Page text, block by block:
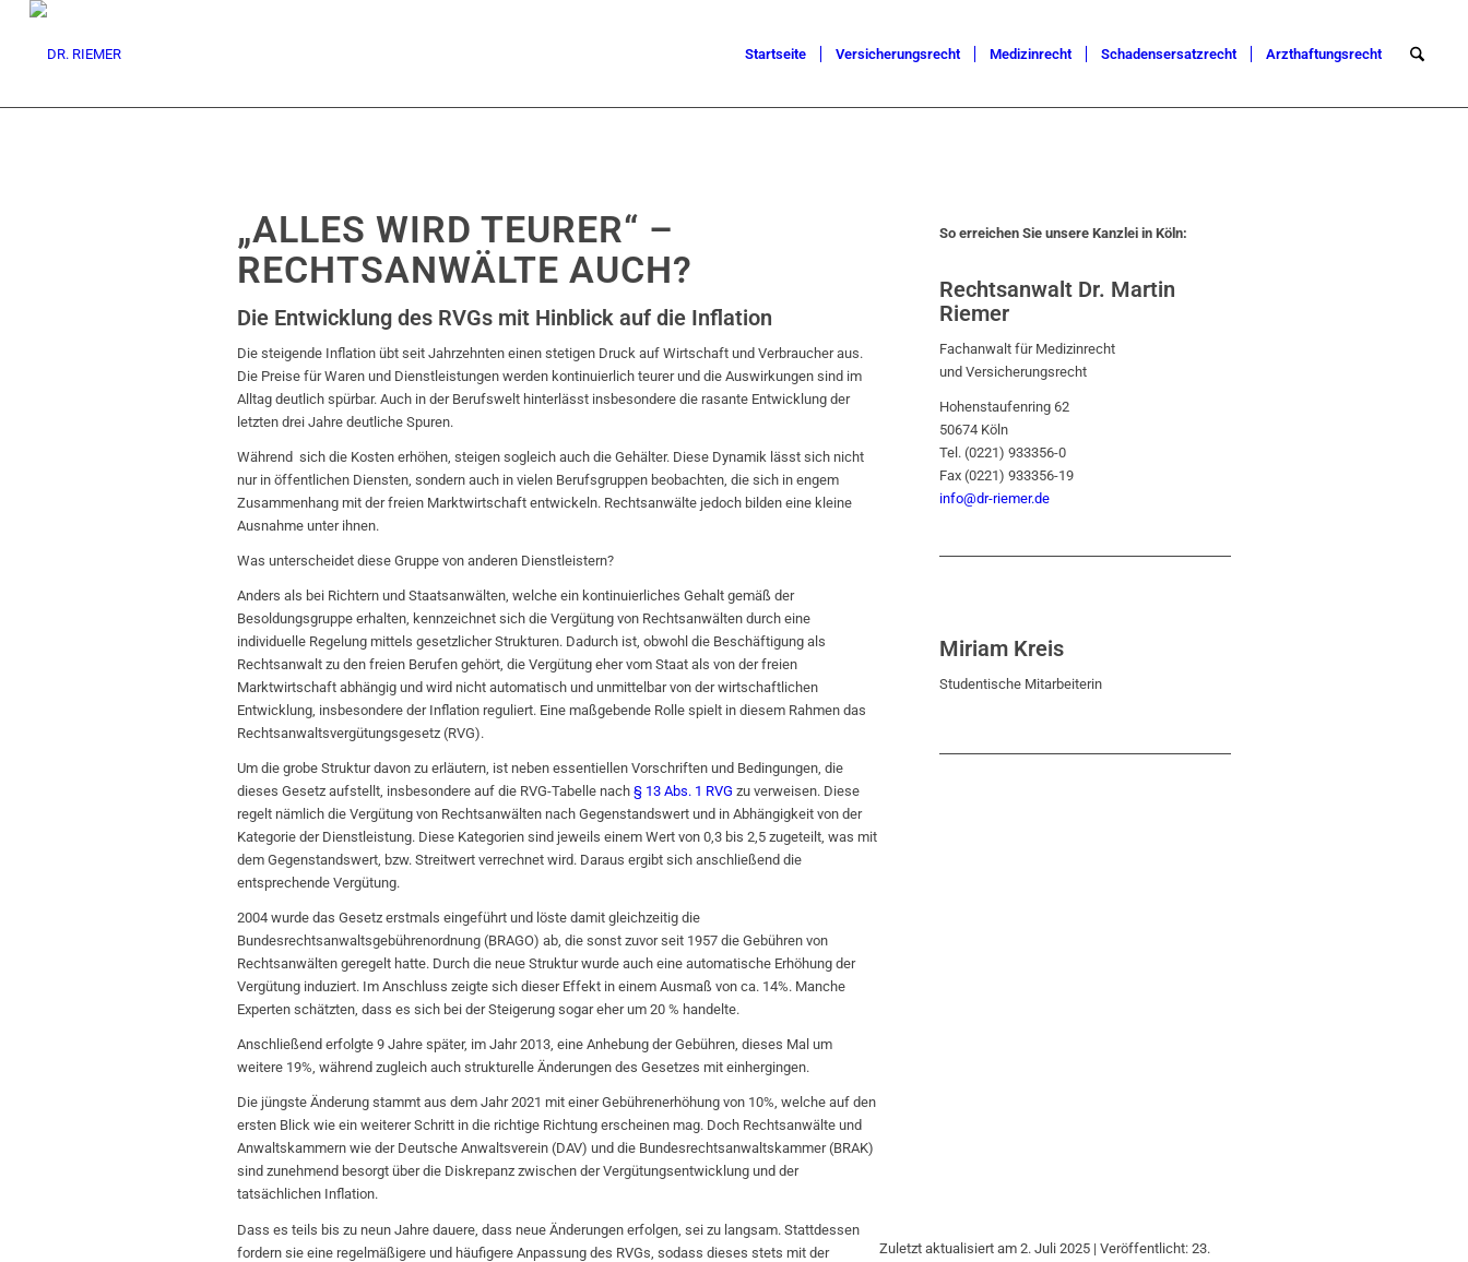
Startseite Versicherungsrecht Medizinrecht Schadensersatzrecht Arzthaftungsrecht
„ALLES WIRD TEURER“ –
RECHTSANWÄLTE AUCH?
Die Entwicklung des RVGs mit Hinblick auf die Inflation
Die steigende Inflation übt seit Jahrzehnten einen stetigen Druck auf Wirtschaft und Verbraucher aus.
Die Preise für Waren und Dienstleistungen werden kontinuierlich teurer und die Auswirkungen sind im
Alltag deutlich spürbar. Auch in der Berufswelt hinterlässt insbesondere die rasante Entwicklung der
letzten drei Jahre deutliche Spuren.
Während sich die Kosten erhöhen, steigen sogleich auch die Gehälter. Diese Dynamik lässt sich nicht
nur in öffentlichen Diensten, sondern auch in vielen Berufsgruppen beobachten, die sich in engem
Zusammenhang mit der freien Marktwirtschaft entwickeln. Rechtsanwälte jedoch bilden eine kleine
Ausnahme unter ihnen.
Was unterscheidet diese Gruppe von anderen Dienstleistern?
Anders als bei Richtern und Staatsanwälten, welche ein kontinuierliches Gehalt gemäß der
Besoldungsgruppe erhalten, kennzeichnet sich die Vergütung von Rechtsanwälten durch eine
individuelle Regelung mittels gesetzlicher Strukturen. Dadurch ist, obwohl die Beschäftigung als
Rechtsanwalt zu den freien Berufen gehört, die Vergütung eher vom Staat als von der freien
Marktwirtschaft abhängig und wird nicht automatisch und unmittelbar von der wirtschaftlichen
Entwicklung, insbesondere der Inflation reguliert. Eine maßgebende Rolle spielt in diesem Rahmen das
Rechtsanwaltsvergütungsgesetz (RVG).
Um die grobe Struktur davon zu erläutern, ist neben essentiellen Vorschriften und Bedingungen, die
dieses Gesetz aufstellt, insbesondere auf die RVG-Tabelle nach § 13 Abs. 1 RVG zu verweisen. Diese
regelt nämlich die Vergütung von Rechtsanwälten nach Gegenstandswert und in Abhängigkeit von der
Kategorie der Dienstleistung. Diese Kategorien sind jeweils einem Wert von 0,3 bis 2,5 zugeteilt, was mit
dem Gegenstandswert, bzw. Streitwert verrechnet wird. Daraus ergibt sich anschließend die
entsprechende Vergütung.
2004 wurde das Gesetz erstmals eingeführt und löste damit gleichzeitig die
Bundesrechtsanwaltsgebührenordnung (BRAGO) ab, die sonst zuvor seit 1957 die Gebühren von
Rechtsanwälten geregelt hatte. Durch die neue Struktur wurde auch eine automatische Erhöhung der
Vergütung induziert. Im Anschluss zeigte sich dieser Effekt in einem Ausmaß von ca. 14%. Manche
Experten schätzten, dass es sich bei der Steigerung sogar eher um 20 % handelte.
Anschließend erfolgte 9 Jahre später, im Jahr 2013, eine Anhebung der Gebühren, dieses Mal um
weitere 19%, während zugleich auch strukturelle Änderungen des Gesetzes mit einhergingen.
Die jüngste Änderung stammt aus dem Jahr 2021 mit einer Gebührenerhöhung von 10%, welche auf den
ersten Blick wie ein weiterer Schritt in die richtige Richtung erscheinen mag. Doch Rechtsanwälte und
Anwaltskammern wie der Deutsche Anwaltsverein (DAV) und die Bundesrechtsanwaltskammer (BRAK)
sind zunehmend besorgt über die Diskrepanz zwischen der Vergütungsentwicklung und der
tatsächlichen Inflation.
Dass es teils bis zu neun Jahre dauere, dass neue Änderungen erfolgen, sei zu langsam. Stattdessen
fordern sie eine regelmäßigere und häufigere Anpassung des RVGs, sodass dieses stets mit der
So erreichen Sie unsere Kanzlei in Köln:
Rechtsanwalt Dr. Martin
Riemer
Fachanwalt für Medizinrecht
und Versicherungsrecht
Hohenstaufenring 62
50674 Köln
Tel. (0221) 933356-0
Fax (0221) 933356-19
info@dr-riemer.de
Miriam Kreis
Studentische Mitarbeiterin
Zuletzt aktualisiert am 2. Juli 2025 | Veröffentlicht: 23.